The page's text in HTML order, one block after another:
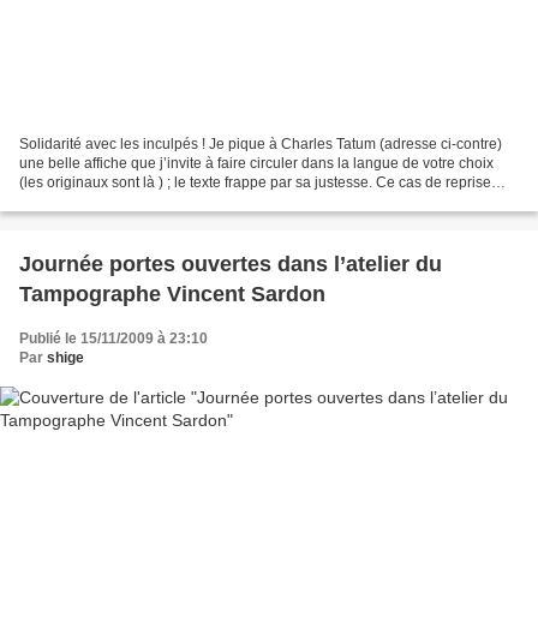
Solidarité avec les inculpés ! Je pique à Charles Tatum (adresse ci-contre)
une belle affiche que j’invite à faire circuler dans la langue de votre choix
(les originaux sont là ) ; le texte frappe par sa justesse. Ce cas de reprise
Journée portes ouvertes dans l’atelier du
Tampographe Vincent Sardon
Publié le 15/11/2009 à 23:10
Par shige